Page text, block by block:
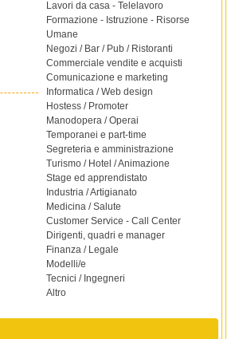
Lavori da casa - Telelavoro
Formazione - Istruzione - Risorse
Umane
Negozi / Bar / Pub / Ristoranti
Commerciale vendite e acquisti
Comunicazione e marketing
Informatica / Web design
Hostess / Promoter
Manodopera / Operai
Temporanei e part-time
Segreteria e amministrazione
Turismo / Hotel / Animazione
Stage ed apprendistato
Industria / Artigianato
Medicina / Salute
Customer Service - Call Center
Dirigenti, quadri e manager
Finanza / Legale
Modelli/e
Tecnici / Ingegneri
Altro